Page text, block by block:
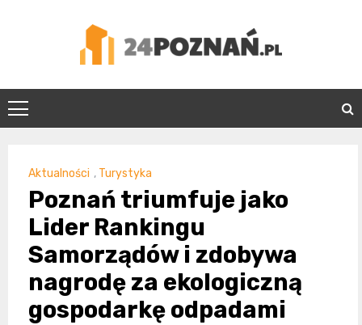
24Poznań.pl
Aktualności , Turystyka
Poznań triumfuje jako
Lider Rankingu
Samorządów i zdobywa
nagrodę za ekologiczną
gospodarkę odpadami